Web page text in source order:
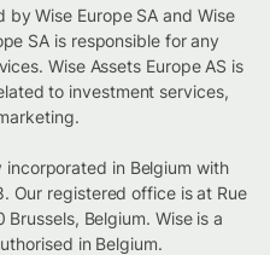
Wise Europe SA and Wise
SA is responsible for any
Wise Assets Europe AS is
to investment services,
incorporated in Belgium with
Our registered office is at Rue
Belgium. Wise is a
in Belgium.